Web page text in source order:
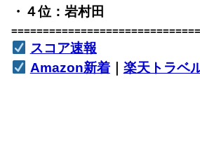
・４位：岩村田
スコア速報
Amazon新着｜ 楽天トラベ